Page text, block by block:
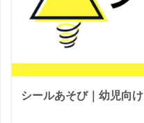
シールあそび｜幼児向け